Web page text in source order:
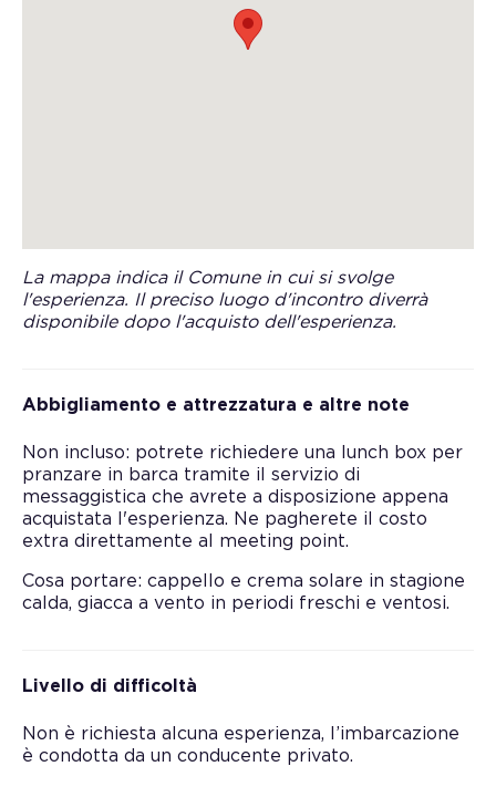
La mappa indica il Comune in cui si svolge
l'esperienza. Il preciso luogo d'incontro diverrà
disponibile dopo l'acquisto dell'esperienza.
Abbigliamento e attrezzatura e altre note
Non incluso: potrete richiedere una lunch box per
pranzare in barca tramite il servizio di
messaggistica che avrete a disposizione appena
acquistata l'esperienza. Ne pagherete il costo
extra direttamente al meeting point.
Cosa portare: cappello e crema solare in stagione
calda, giacca a vento in periodi freschi e ventosi.
Livello di difficoltà
Non è richiesta alcuna esperienza, l’imbarcazione
è condotta da un conducente privato.